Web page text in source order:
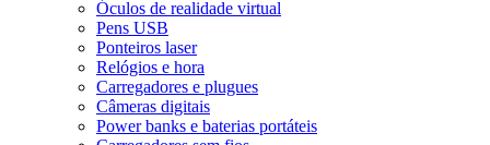
Óculos de realidade virtual
Pens USB
Ponteiros laser
Relógios e hora
Carregadores e plugues
Câmeras digitais
Power banks e baterias portáteis